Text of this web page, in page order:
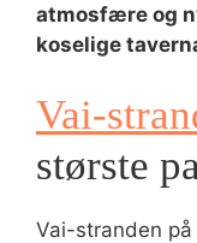
atmosfære og
koselige
Vai-
største
Vai-stranden